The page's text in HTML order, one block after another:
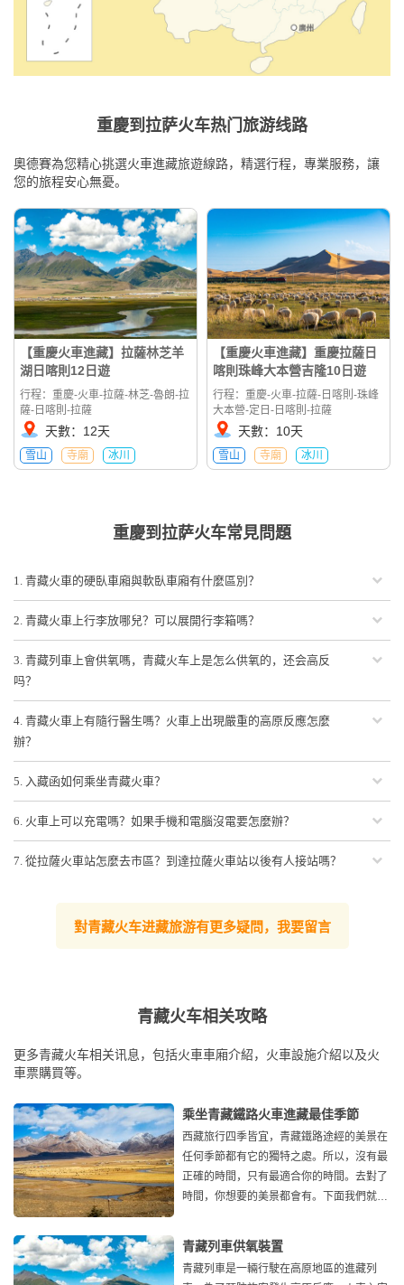
重慶到拉萨火车热门旅游线路
奧德賽為您精心挑選火車進藏旅遊線路，精選行程，專業服務，讓
您的旅程安心無憂。
【重慶火車進藏】拉薩林芝羊
湖日喀則12日遊
行程：重慶-火車-拉薩-林芝-魯朗-拉
薩-日喀則-拉薩
天數：12天
雪山 寺廟 冰川
【重慶火車進藏】重慶拉薩日
喀則珠峰大本營吉隆10日遊
行程：重慶-火車-拉薩-日喀則-珠峰
大本營-定日-日喀則-拉薩
天數：10天
雪山 寺廟 冰川
重慶到拉萨火车常見問題
1. 青藏火車的硬臥車廂與軟臥車廂有什麼區別？ 
2. 青藏火車上行李放哪兒？可以展開行李箱嗎？ 
3. 青藏列車上會供氧嗎，青藏火车上是怎么供氧的，还会高反
吗？

4. 青藏火車上有隨行醫生嗎？火車上出現嚴重的高原反應怎麼
辦？

5. 入藏函如何乘坐青藏火車？ 
6. 火車上可以充電嗎？如果手機和電腦沒電要怎麼辦？ 
7. 從拉薩火車站怎麼去市區？到達拉薩火車站以後有人接站嗎？ 
對青藏火车进藏旅游有更多疑問，我要留言
青藏火车相关攻略
更多青藏火车相关讯息，包括火車車廂介紹，火車設施介紹以及火
車票購買等。
乘坐青藏鐵路火車進藏最佳季節
西藏旅行四季皆宜，青藏鐵路途經的美景在
任何季節都有它的獨特之處。所以，沒有最
正確的時間，只有最適合你的時間。去對了
時間，你想要的美景都會有。下面我們就帶
青藏列車供氧裝置
青藏列車是一輛行駛在高原地區的進藏列